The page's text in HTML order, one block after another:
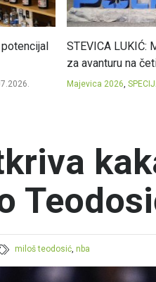
STEVICA LUKIĆ:
za avanturu na
Majevica 2026,
miloš teodosić,nba